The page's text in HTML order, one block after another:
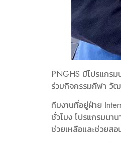
PNGHS มีโปรแกรม
ร่วมกิจกรรมกีฬา วัฒ
ทีมงานที่อยู่ฝ่าย
ชั่วโมง โปรแกรมนา
ช่วยเหลือและช่วยส